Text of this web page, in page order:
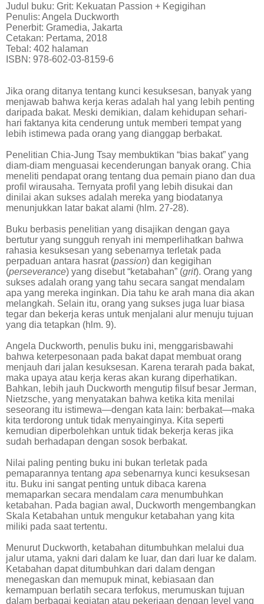
Judul buku: Grit: Kekuatan Passion + Kegigihan
Penulis: Angela Duckworth
Penerbit: Gramedia, Jakarta
Cetakan: Pertama, 2018
Tebal: 402 halaman
ISBN: 978-602-03-8159-6
Jika orang ditanya tentang kunci kesuksesan, banyak yang
menjawab bahwa kerja keras adalah hal yang lebih penting
daripada bakat. Meski demikian, dalam kehidupan sehari-
hari faktanya kita cenderung untuk memberi tempat yang
lebih istimewa pada orang yang dianggap berbakat.
Penelitian Chia-Jung Tsay membuktikan “bias bakat” yang
diam-diam menguasai kecenderungan banyak orang. Chia
meneliti pendapat orang tentang dua pemain piano dan dua
profil wirausaha. Ternyata profil yang lebih disukai dan
dinilai akan sukses adalah mereka yang biodatanya
menunjukkan latar bakat alami (hlm. 27-28).
Buku berbasis penelitian yang disajikan dengan gaya
bertutur yang sungguh renyah ini memperlihatkan bahwa
rahasia kesuksesan yang sebenarnya terletak pada
perpaduan antara hasrat (passion) dan kegigihan
(perseverance) yang disebut “ketabahan” (grit). Orang yang
sukses adalah orang yang tahu secara sangat mendalam
apa yang mereka inginkan. Dia tahu ke arah mana dia akan
melangkah. Selain itu, orang yang sukses juga luar biasa
tegar dan bekerja keras untuk menjalani alur menuju tujuan
yang dia tetapkan (hlm. 9).
Angela Duckworth, penulis buku ini, menggarisbawahi
bahwa keterpesonaan pada bakat dapat membuat orang
menjauh dari jalan kesuksesan. Karena terarah pada bakat,
maka upaya atau kerja keras akan kurang diperhatikan.
Bahkan, lebih jauh Duckworth mengutip filsuf besar Jerman,
Nietzsche, yang menyatakan bahwa ketika kita menilai
seseorang itu istimewa—dengan kata lain: berbakat—maka
kita terdorong untuk tidak menyainginya. Kita seperti
kemudian diperbolehkan untuk tidak bekerja keras jika
sudah berhadapan dengan sosok berbakat.
Nilai paling penting buku ini bukan terletak pada
pemaparannya tentang apa sebenarnya kunci kesuksesan
itu. Buku ini sangat penting untuk dibaca karena
memaparkan secara mendalam cara menumbuhkan
ketabahan. Pada bagian awal, Duckworth mengembangkan
Skala Ketabahan untuk mengukur ketabahan yang kita
miliki pada saat tertentu.
Menurut Duckworth, ketabahan ditumbuhkan melalui dua
jalur utama, yakni dari dalam ke luar, dan dari luar ke dalam.
Ketabahan dapat ditumbuhkan dari dalam dengan
menegaskan dan memupuk minat, kebiasaan dan
kemampuan berlatih secara terfokus, merumuskan tujuan
dalam berbagai kegiatan atau pekerjaan dengan level yang